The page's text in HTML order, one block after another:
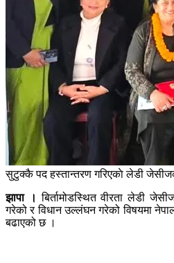
सुटुक्कै पद हस्तान्तरण गरिएकाे लेडी
झापा । बिर्तामोडस्थित वीरता लेडी
गरेको र विधान उल्लंघन गरेको विषयमा
बढाएको छ ।